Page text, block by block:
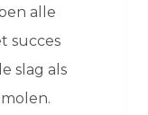
alle
succes
slag als